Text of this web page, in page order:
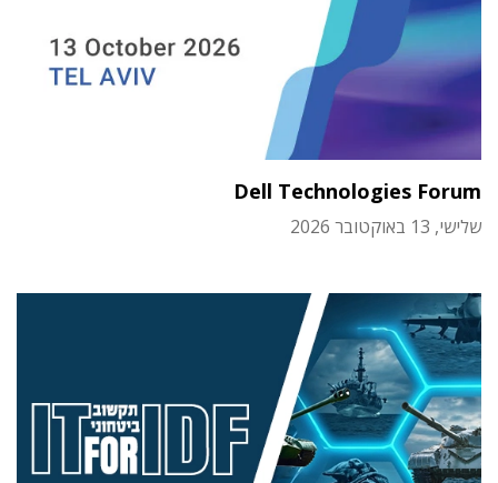
Dell Technologies Forum
שלישי, 13 באוקטובר 2026